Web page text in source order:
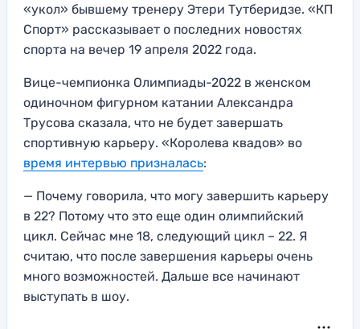
«укол» бывшему тренеру Этери Тутберидзе. «КП
Спорт» рассказывает о последних новостях
спорта на вечер 19 апреля 2022 года.
Вице-чемпионка Олимпиады-2022 в женском
одиночном фигурном катании Александра
Трусова сказала, что не будет завершать
спортивную карьеру. «Королева квадов» во
время интервью призналась:
— Почему говорила, что могу завершить карьеру
в 22? Потому что это еще один олимпийский
цикл. Сейчас мне 18, следующий цикл – 22. Я
считаю, что после завершения карьеры очень
много возможностей. Дальше все начинают
выступать в шоу.